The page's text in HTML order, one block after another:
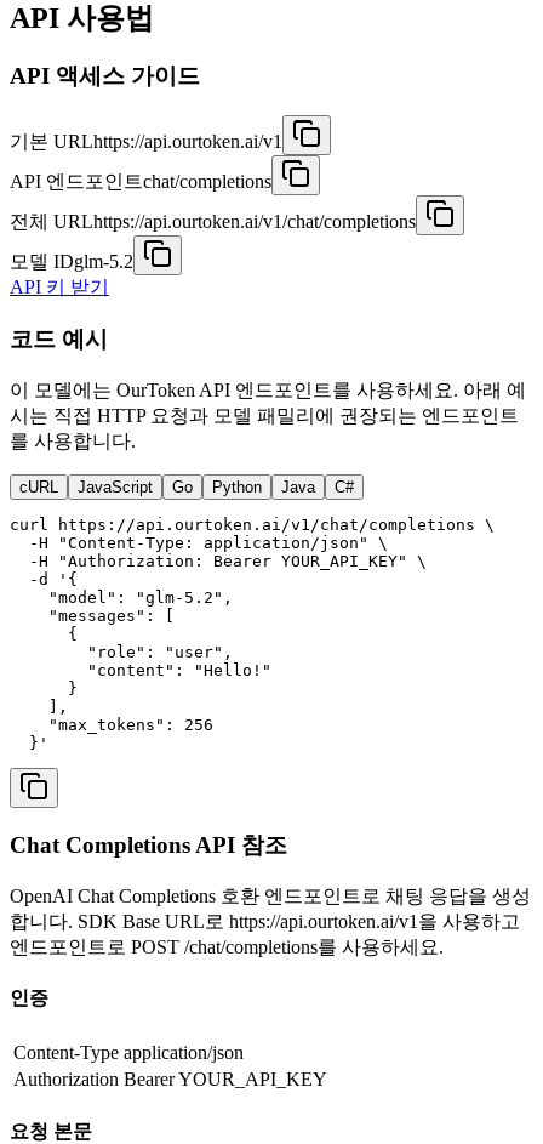
API 사용법
API 액세스 가이드
기본 URLhttps://api.ourtoken.ai/v1
API 엔드포인트chat/completions
전체 URLhttps://api.ourtoken.ai/v1/chat/completions
모델 IDglm-5.2
API 키 받기
코드 예시
이 모델에는 OurToken API 엔드포인트를 사용하세요. 아래 예
시는 직접 HTTP 요청과 모델 패밀리에 권장되는 엔드포인트
를 사용합니다.
cURL JavaScript Go Python Java C#
curl https://api.ourtoken.ai/v1/chat/completions \
  -H "Content-Type: application/json" \
  -H "Authorization: Bearer YOUR_API_KEY" \
  -d '{
    "model": "glm-5.2",
    "messages": [
      {
        "role": "user",
        "content": "Hello!"
      }
    ],
    "max_tokens": 256
  }'
Chat Completions API 참조
OpenAI Chat Completions 호환 엔드포인트로 채팅 응답을 생성
합니다. SDK Base URL로 https://api.ourtoken.ai/v1을 사용하고
엔드포인트로 POST /chat/completions를 사용하세요.
인증
Content-Type application/json
Authorization Bearer YOUR_API_KEY
요청 본문